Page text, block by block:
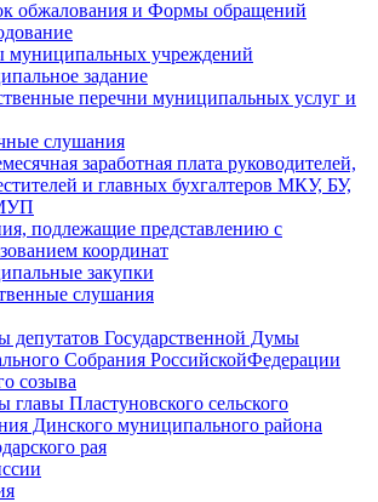
обжалования и Формы обращений
муниципальных учреждений
задание
перечни муниципальных услуг и
слушания
заработная плата руководителей,
и главных бухгалтеров МКУ, БУ,
подлежащие представлению с
координат
закупки
слушания
депутатов Государственной Думы
Собрания РоссийскойФедерации
созыва
главы Пластуновского сельского
Динского муниципального района
рая